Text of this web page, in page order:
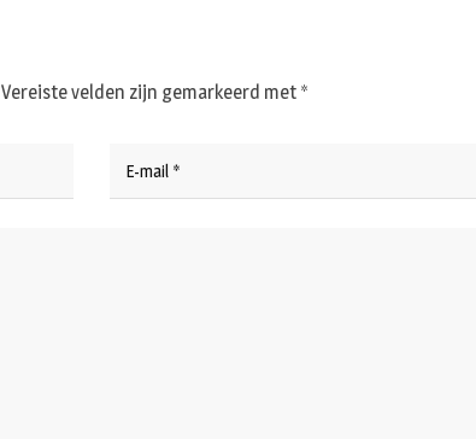
Vereiste velden zijn gemarkeerd met *